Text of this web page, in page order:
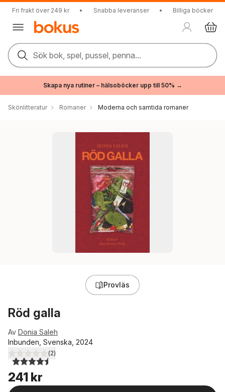
Fri frakt över 249 kr • Snabba leveranser • Billiga böcker
Sök bok, spel, pussel, penna...
Skapa nya rutiner – hälsoböcker upp till 50% →
Skönlitteratur Romaner Moderna och samtida romaner
Provläs
Röd galla
Av Donia Saleh
Inbunden, Svenska, 2024
4,5utav 5 stjärnor. Totalt antal röster:
(2)
241 kr